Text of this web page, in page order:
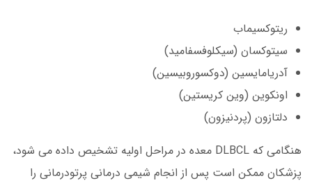
ریتوکسیماب
سیتوکسان (سیکلوفسفامید)
آدریامایسین (دوکسوروبیسین)
اونکوین (وین کریستین)
دلتازون (پردنیزون)
هنگامی که DLBCL معده در مراحل اولیه تشخیص داده می شود،
پزشکان ممکن است پس از انجام شیمی درمانی پرتودرمانی را